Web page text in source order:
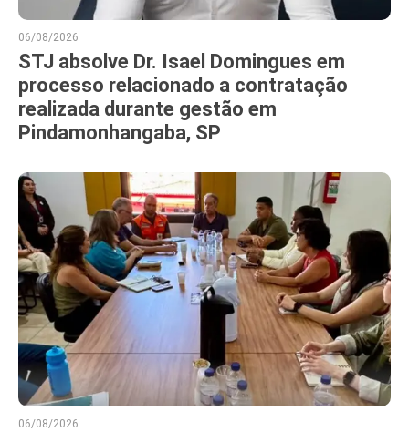
06/08/2026
STJ absolve Dr. Isael Domingues em
processo relacionado a contratação
realizada durante gestão em
Pindamonhangaba, SP
06/08/2026